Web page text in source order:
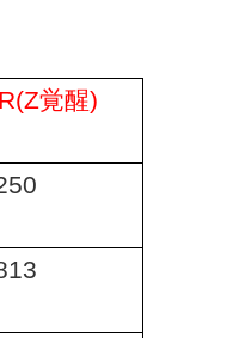
覚醒)